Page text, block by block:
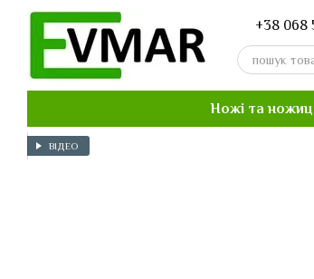
Перейти до основного контенту
+38 068
Ножі та
ВІДЕО